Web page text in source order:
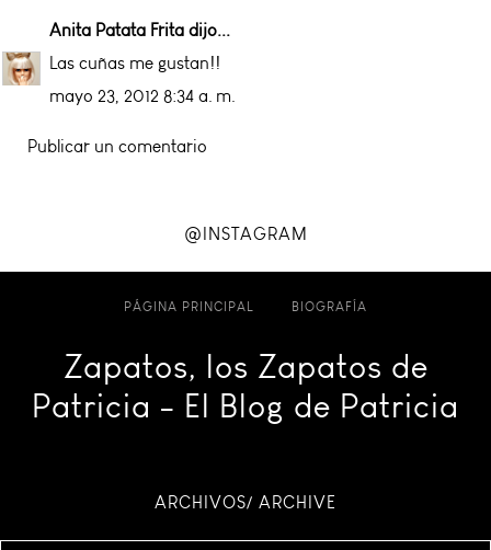
Anita Patata Frita dijo...
Las cuñas me gustan!!
mayo 23, 2012 8:34 a. m.
Publicar un comentario
@INSTAGRAM
PÁGINA PRINCIPAL BIOGRAFÍA
Zapatos, los Zapatos de
Patricia - El Blog de Patricia
ARCHIVOS/ ARCHIVE